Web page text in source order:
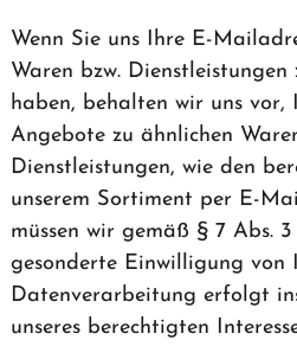
Wenn Sie uns Ihre E-
Waren bzw.
haben, behalten wir uns vor,
Angebote zu ähnlichen
Dienstleistungen, wie den
unserem Sortiment per E-
müssen wir gemäß § 7 Abs.
gesonderte Einwilligung von
Datenverarbeitung erfolgt
unseres berechtigten